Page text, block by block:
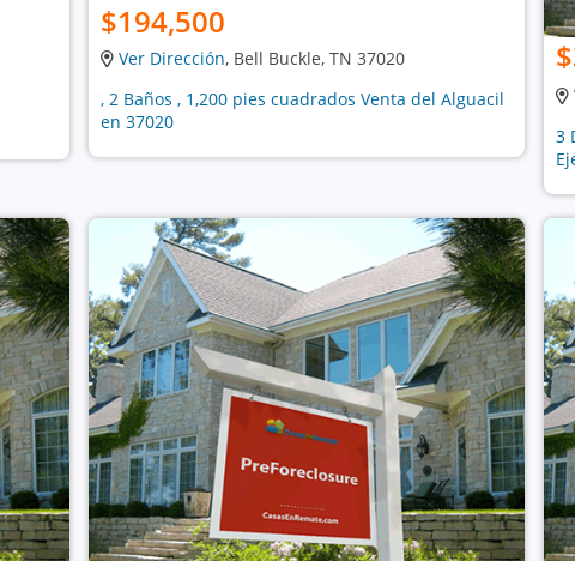
$194,500
Ver Dirección, Bell Buckle, TN 37020
, 2 Baños , 1,200 pies cuadrados Venta del Alguacil
en 37020
3